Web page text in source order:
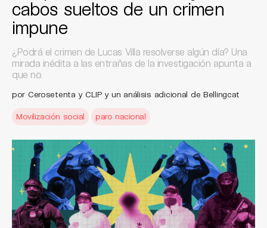
cabos sueltos de un crimen
impune
¿Podrá el crimen de Lucas Villa resolverse algún día? Una
mirada inédita a las entrañas de la investigación apunta a
que no.
por Cerosetenta y CLIP y un análisis adicional de Bellingcat
Movilización social paro nacional